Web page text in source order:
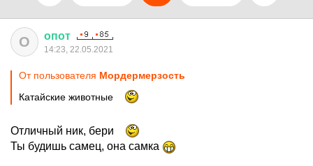
О опот
14:23, 22.05.2021
От пользователя Мордермерзость
Катайские животные
Отличный ник, бери
Ты будишь самец, она самка